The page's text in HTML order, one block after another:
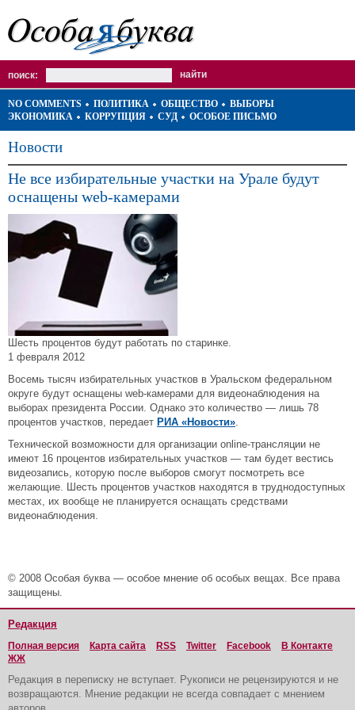
поиск:
NO COMMENTS ПОЛИТИКА ОБЩЕСТВО
ВЫБОРЫ
ЭКОНОМИКА
КОРРУПЦИЯ СУД ОСОБОЕ ПИСЬМО
Новости
Не все избирательные участки на Урале будут
оснащены web-камерами
Шесть процентов будут работать по старинке.
1 февраля 2012
Восемь тысяч избирательных участков в Уральском федеральном
округе будут оснащены web-камерами для видеонаблюдения на
выборах президента России. Однако это количество — лишь 78
процентов участков, передает РИА «Новости».
Технической возможности для организации online-трансляции не
имеют 16 процентов избирательных участков — там будет вестись
видеозапись, которую после выборов смогут посмотреть все
желающие. Шесть процентов участков находятся в труднодоступных
местах, их вообще не планируется оснащать средствами
видеонаблюдения.
© 2008 Особая буква — особое мнение об особых вещах. Все права
защищены.
Редакция
Полная версия Карта сайта RSS Twitter Facebook
В Контакте
ЖЖ
Редакция в переписку не вступает. Рукописи не рецензируются и не
возвращаются. Мнение редакции не всегда совпадает с мнением